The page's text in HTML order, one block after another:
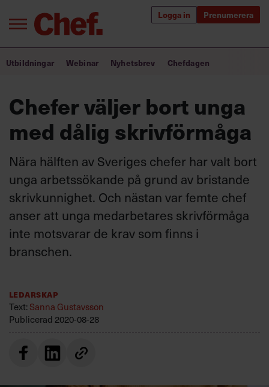
Logga in Prenumerera
Annonsera
Om oss
Kontakta oss
personuppgiftsbehandling
Bra ledare förändrar världen
Utbildning för ledare
Chefakademin+
Populära utbildningar
Utbildningar Webinar Nyhetsbrev Chefdagen
Chefer väljer bort unga
med dålig skrivförmåga
Nära hälften av Sveriges chefer har valt bort
unga arbetssökande på grund av bristande
skrivkunnighet. Och nästan var femte chef
anser att unga medarbetares skrivförmåga
inte motsvarar de krav som finns i
branschen.
Ledarskap
Text:Sanna Gustavsson
Publicerad 2020-08-28